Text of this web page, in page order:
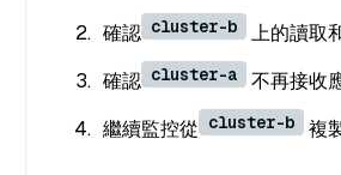
確認 cluster-b
上的讀取
確認 cluster-a
不再接收
繼續監控從 cluster-b 複